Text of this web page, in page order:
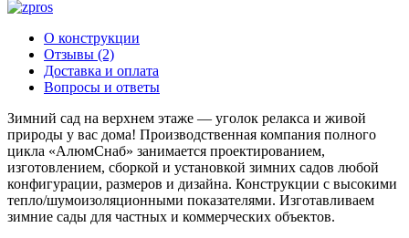
О конструкции
Отзывы (2)
Доставка и оплата
Вопросы и ответы
Зимний сад на верхнем этаже — уголок релакса и живой
природы у вас дома! Производственная компания полного
цикла «АлюмСнаб» занимается проектированием,
изготовлением, сборкой и установкой зимних садов любой
конфигурации, размеров и дизайна. Конструкции с высокими
тепло/шумоизоляционными показателями. Изготавливаем
зимние сады для частных и коммерческих объектов.